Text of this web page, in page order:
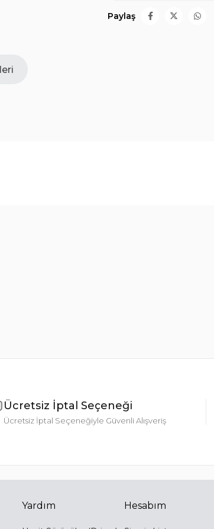
Paylaş
Ücretsiz İptal Seçeneği
Ücretsiz İptal Seçeneğiyle Güvenli Alışveriş
Yardım Hesabım